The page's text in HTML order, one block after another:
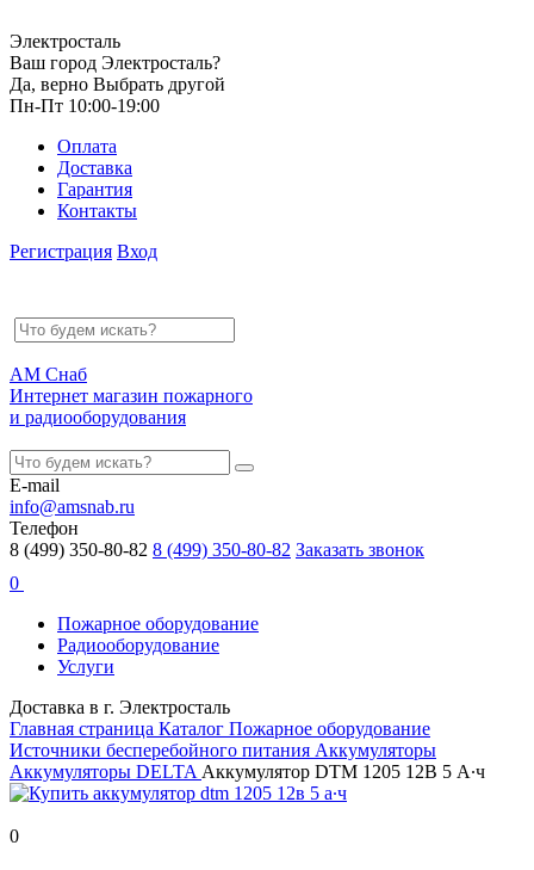
Электросталь
Ваш город Электросталь?
Да, верно Выбрать другой
Пн-Пт 10:00-19:00
Оплата
Доставка
Гарантия
Контакты
Регистрация Вход
АМ Снаб
Интернет магазин пожарного
и радиооборудования
E-mail
info@amsnab.ru
Телефон
8 (499) 350-80-82 8 (499) 350-80-82 Заказать звонок
0
Пожарное оборудование
Радиооборудование
Услуги
Доставка в г. Электросталь
Главная страница Каталог Пожарное оборудование
Источники бесперебойного питания Аккумуляторы
Аккумуляторы DELTA Аккумулятор DTM 1205 12В 5 А∙ч
0